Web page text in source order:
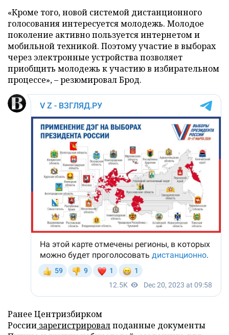
«Кроме того, новой системой дистанционного
голосования интересуется молодежь. Молодое
поколение активно пользуется интернетом и
мобильной техникой. Поэтому участие в выборах
через электронные устройства позволяет
приобщить молодежь к участию в избирательном
процессе», – резюмировал Брод.
Ранее Центризбирком
России зарегистрировалподанные документы